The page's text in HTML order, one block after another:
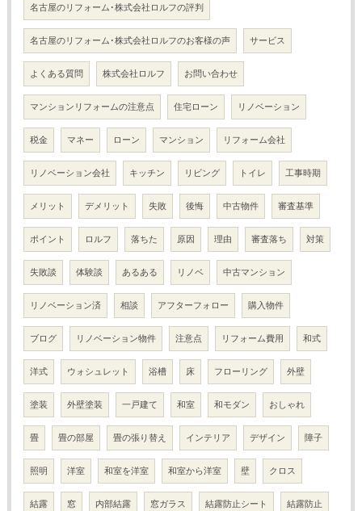
名古屋のリフォーム･株式会社ロルフの評判
名古屋のリフォーム･株式会社ロルフのお客様の声 サービス
よくある質問 株式会社ロルフ お問い合わせ
マンションリフォームの注意点 住宅ローン リノベーション
税金 マネー ローン マンション リフォーム会社
リノベーション会社 キッチン リビング トイレ 工事時期
メリット デメリット 失敗 後悔 中古物件 審査基準
ポイント ロルフ 落ちた 原因 理由 審査落ち 対策
失敗談 体験談 あるある リノベ 中古マンション
リノベーション済 相談 アフターフォロー 購入物件
ブログ リノベーション物件 注意点 リフォーム費用 和式
洋式 ウォシュレット 浴槽 床 フローリング 外壁
塗装 外壁塗装 一戸建て 和室 和モダン おしゃれ
畳 畳の部屋 畳の張り替え インテリア デザイン 障子
照明 洋室 和室を洋室 和室から洋室 壁 クロス
結露 窓 内部結露 窓ガラス 結露防止シート 結露防止